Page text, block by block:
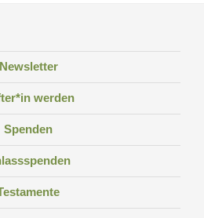
Newsletter
werden
Spenden